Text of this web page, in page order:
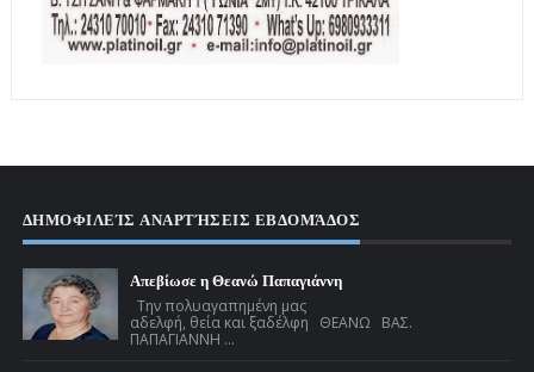
ΔΗΜΟΦΙΛΕΊΣ ΑΝΑΡΤΉΣΕΙΣ ΕΒΔΟΜΆΔΟΣ
Απεβίωσε η Θεανώ Παπαγιάννη
Την πολυαγαπημένη μας
αδελφή, θεία και ξαδέλφη ΘΕΑΝΩ ΒΑΣ.
ΠΑΠΑΓΙΑΝΝΗ ...